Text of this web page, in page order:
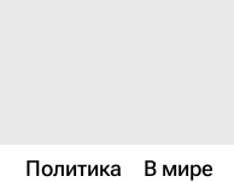
Политика В мире